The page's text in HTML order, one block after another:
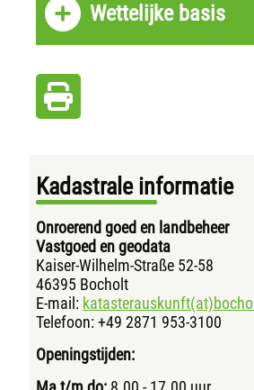
Wettelijke basis
Kadastrale informatie
Onroerend goed en landbeheer
Vastgoed en geodata
Kaiser-Wilhelm-Straße 52-58
46395 Bocholt
E-mail:
Telefoon: +49 2871 953-3100
Openingstijden: